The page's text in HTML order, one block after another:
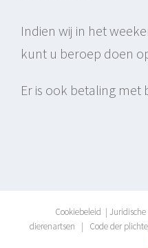
Indien wij in het
kunt u beroep doen
Er is ook betaling
Cookiebeleid | Juridische
dierenartsen | Code der